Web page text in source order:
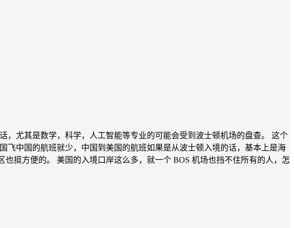
尤其是数学，科学，人工智能等专业的可能会受到波士顿机场的盘查。 这个
中国的航班就少，中国到美国的航班如果是从波士顿入境的话，基本上是海
挺方便的。 美国的入境口岸这么多，就一个 BOS 机场也挡不住所有的人，怎